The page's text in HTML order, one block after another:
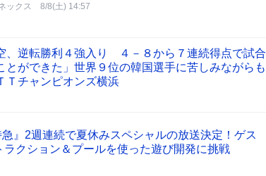
ックス 8/8(土) 14:57
、逆転勝利４強入り ４－８から７連続得点で試合
とができた」世界９位の韓国選手に苦しみながらも
Ｔチャンピオンズ横浜
』2週連続で夏休みスペシャルの放送決定！ゲス
ラクション＆プールを使った遊び開発に挑戦